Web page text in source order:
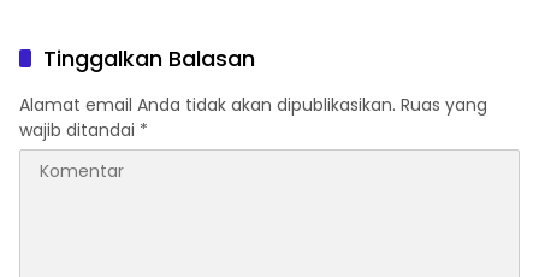
Tinggalkan Balasan
Alamat email Anda tidak akan dipublikasikan. Ruas yang
wajib ditandai *